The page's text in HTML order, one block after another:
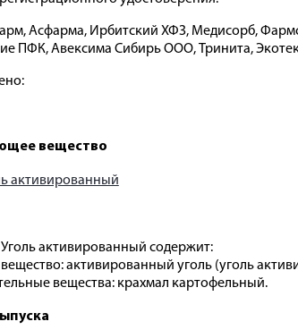
Асфарма, Ирбитский ХФЗ, Медисорб,
ПФК, Авексима Сибирь ООО, Тринита,
вещество
активированный
активированный содержит:
активированный уголь (уголь
вещества: крахмал картофельный.